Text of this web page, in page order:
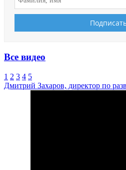
Все видео
1 2 3 4 5
Дмитрий Захаров, директор по